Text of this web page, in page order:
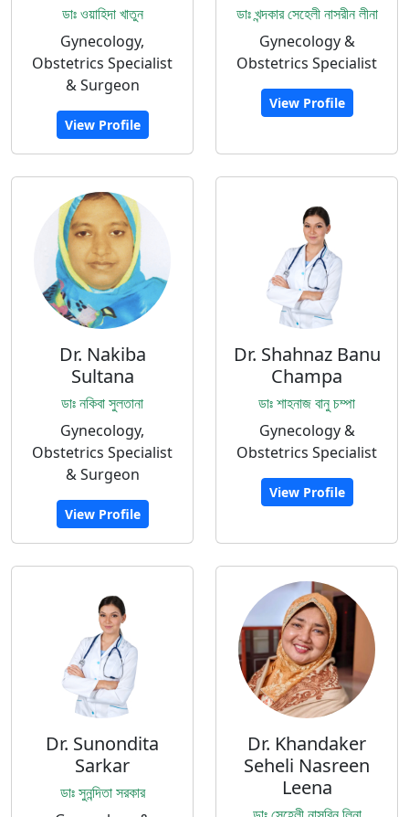
ডাঃ ওয়াহিদা খাতুন
Gynecology,
Obstetrics Specialist
& Surgeon
View Profile
ডাঃ খন্দকার সেহেলী নাসরীন লীনা
Gynecology &
Obstetrics Specialist
View Profile
Dr. Nakiba
Sultana
ডাঃ নকিবা সুলতানা
Gynecology,
Obstetrics Specialist
& Surgeon
View Profile
Dr. Shahnaz Banu
Champa
ডাঃ শাহনাজ বানু চম্পা
Gynecology &
Obstetrics Specialist
View Profile
Dr. Sunondita
Sarkar
ডাঃ সুনন্দিতা সরকার
Dr. Khandaker
Seheli Nasreen
Leena